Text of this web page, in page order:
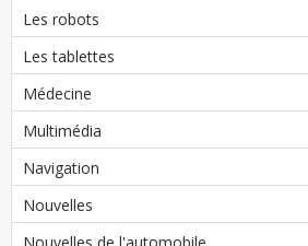
Les robots
Les tablettes
Médecine
Multimédia
Navigation
Nouvelles
Nouvelles de l'automobile